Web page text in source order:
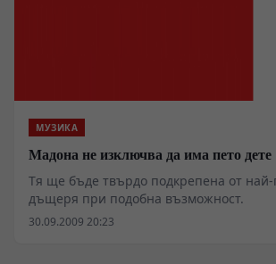
МУЗИКА
Мадона не изключва да има пето дете
Тя ще бъде твърдо подкрепена от най-
дъщеря при подобна възможност.
30.09.2009 20:23